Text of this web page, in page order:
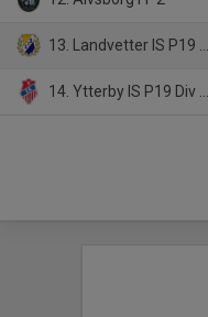
13. Landvetter IS P19 Herrjunior
14. Ytterby IS P19 Div 2 (Lag Utgår)